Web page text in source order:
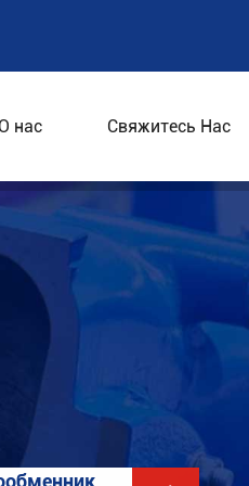
нас Свяжитесь Нас